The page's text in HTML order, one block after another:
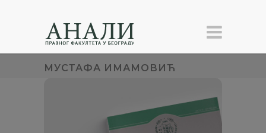
МУСТАФА ИМАМОВИЋ